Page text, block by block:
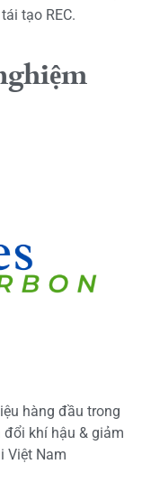
tạo REC.
hàng đầu trong
đổi khí hậu & giảm
Việt Nam